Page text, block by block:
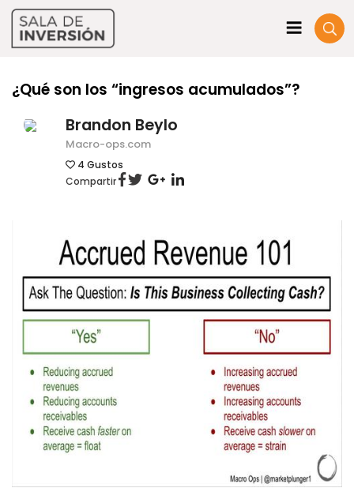
¿Qué son los “ingresos acumulados”?
Brandon Beylo
Macro-ops.com
4 Gustos
Compartir